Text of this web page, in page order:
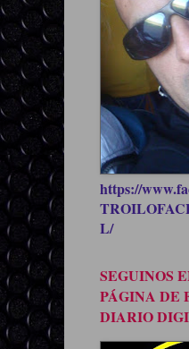
https://
L/
SEGUINOS
PÁGINA DE
DIARIO